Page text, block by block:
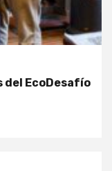
del EcoDesafío